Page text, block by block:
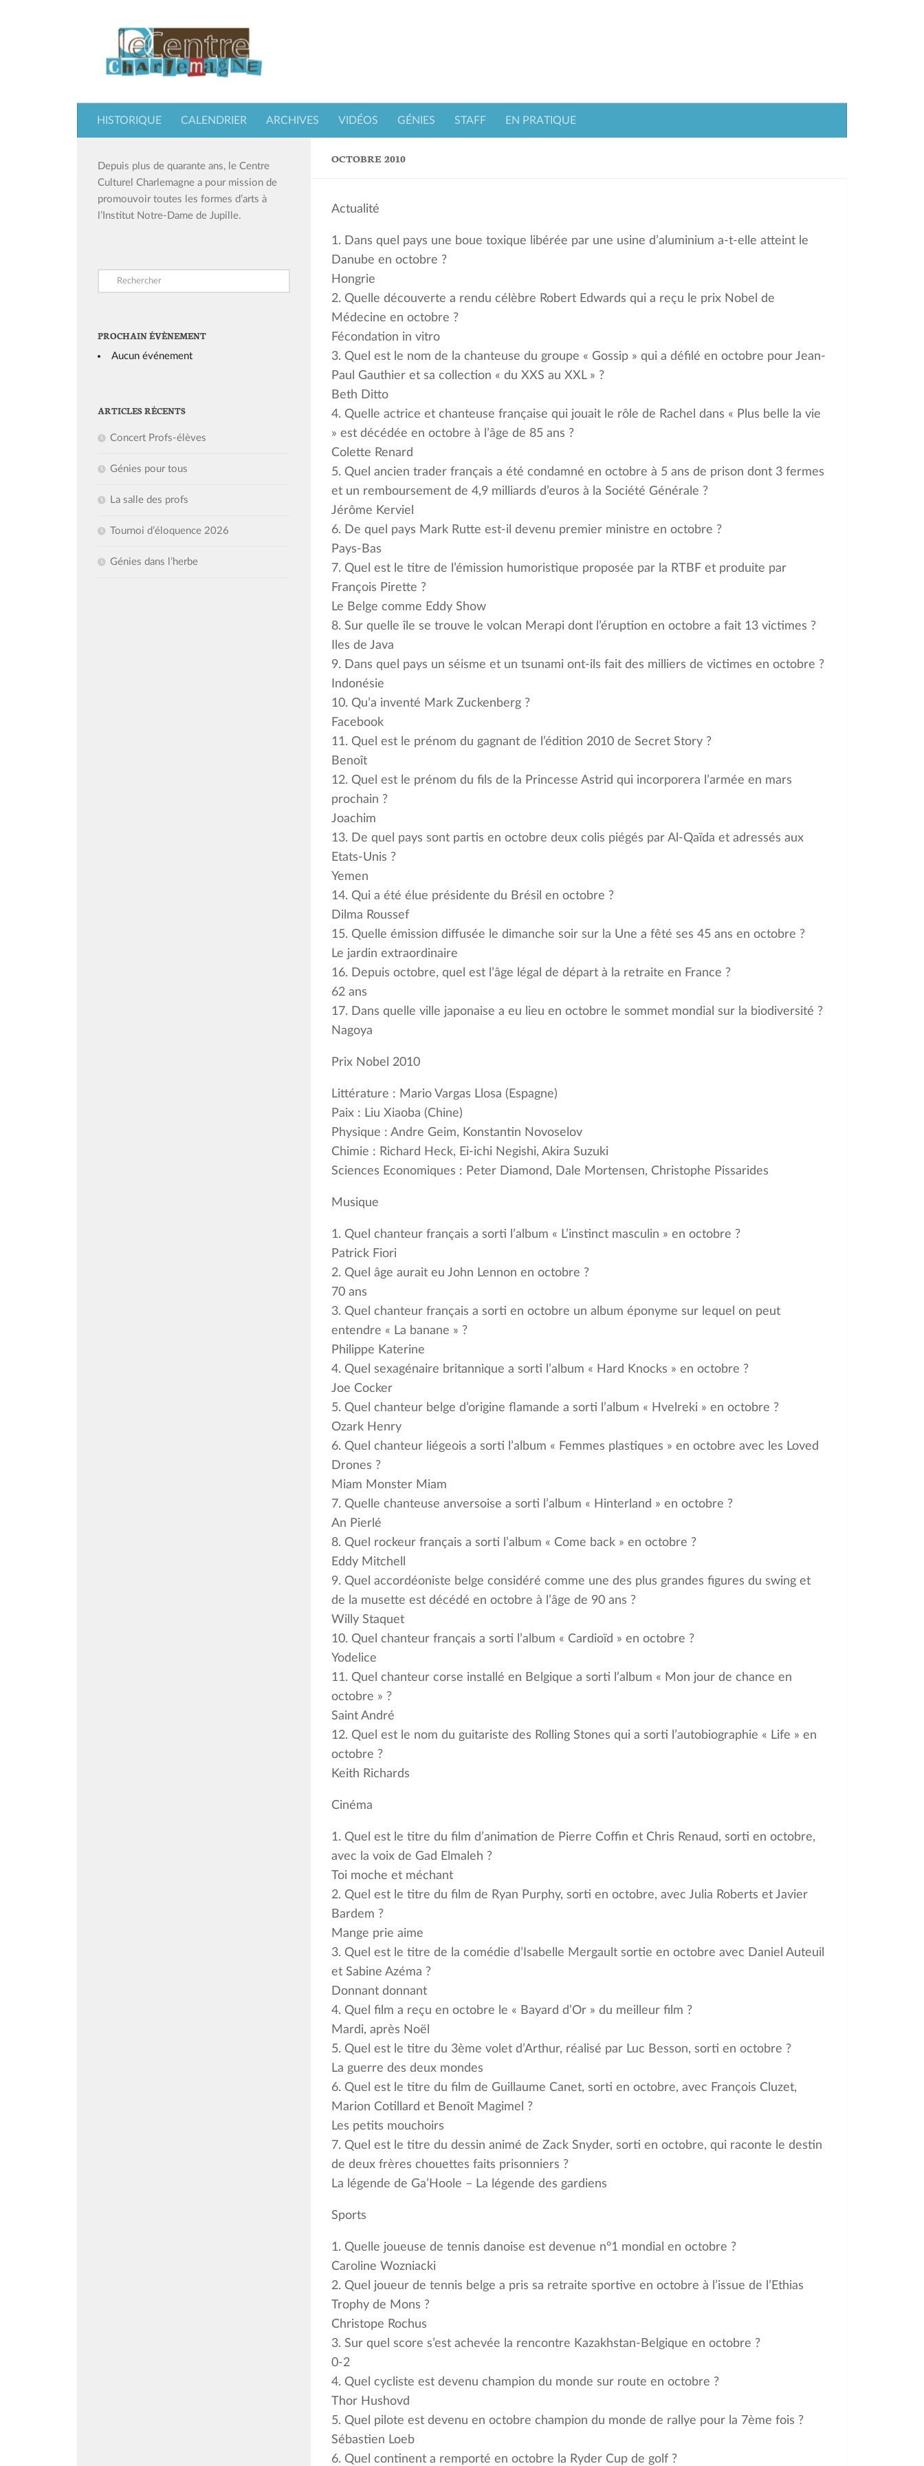
HISTORIQUE CALENDRIER ARCHIVES VIDÉOS GÉNIES STAFF EN PRATIQUE
OCTOBRE 2010
Actualité
1. Dans quel pays une boue toxique libérée par une usine d’aluminium a-t-elle atteint le
Danube en octobre ?
Hongrie
2. Quelle découverte a rendu célèbre Robert Edwards qui a reçu le prix Nobel de
Médecine en octobre ?
Fécondation in vitro
3. Quel est le nom de la chanteuse du groupe « Gossip » qui a défilé en octobre pour Jean-
Paul Gauthier et sa collection « du XXS au XXL » ?
Beth Ditto
4. Quelle actrice et chanteuse française qui jouait le rôle de Rachel dans « Plus belle la vie
» est décédée en octobre à l’âge de 85 ans ?
Colette Renard
5. Quel ancien trader français a été condamné en octobre à 5 ans de prison dont 3 fermes
et un remboursement de 4,9 milliards d’euros à la Société Générale ?
Jérôme Kerviel
6. De quel pays Mark Rutte est-il devenu premier ministre en octobre ?
Pays-Bas
7. Quel est le titre de l’émission humoristique proposée par la RTBF et produite par
François Pirette ?
Le Belge comme Eddy Show
8. Sur quelle île se trouve le volcan Merapi dont l’éruption en octobre a fait 13 victimes ?
Iles de Java
9. Dans quel pays un séisme et un tsunami ont-ils fait des milliers de victimes en octobre ?
Indonésie
10. Qu’a inventé Mark Zuckenberg ?
Facebook
11. Quel est le prénom du gagnant de l’édition 2010 de Secret Story ?
Benoît
12. Quel est le prénom du fils de la Princesse Astrid qui incorporera l’armée en mars
prochain ?
Joachim
13. De quel pays sont partis en octobre deux colis piégés par Al-Qaïda et adressés aux
Etats-Unis ?
Yemen
14. Qui a été élue présidente du Brésil en octobre ?
Dilma Roussef
15. Quelle émission diffusée le dimanche soir sur la Une a fêté ses 45 ans en octobre ?
Le jardin extraordinaire
16. Depuis octobre, quel est l’âge légal de départ à la retraite en France ?
62 ans
17. Dans quelle ville japonaise a eu lieu en octobre le sommet mondial sur la biodiversité ?
Nagoya
Prix Nobel 2010
Littérature : Mario Vargas Llosa (Espagne)
Paix : Liu Xiaoba (Chine)
Physique : Andre Geim, Konstantin Novoselov
Chimie : Richard Heck, Ei-ichi Negishi, Akira Suzuki
Sciences Economiques : Peter Diamond, Dale Mortensen, Christophe Pissarides
Musique
1. Quel chanteur français a sorti l’album « L’instinct masculin » en octobre ?
Patrick Fiori
2. Quel âge aurait eu John Lennon en octobre ?
70 ans
3. Quel chanteur français a sorti en octobre un album éponyme sur lequel on peut
entendre « La banane » ?
Philippe Katerine
4. Quel sexagénaire britannique a sorti l’album « Hard Knocks » en octobre ?
Joe Cocker
5. Quel chanteur belge d’origine flamande a sorti l’album « Hvelreki » en octobre ?
Ozark Henry
6. Quel chanteur liégeois a sorti l’album « Femmes plastiques » en octobre avec les Loved
Drones ?
Miam Monster Miam
7. Quelle chanteuse anversoise a sorti l’album « Hinterland » en octobre ?
An Pierlé
8. Quel rockeur français a sorti l’album « Come back » en octobre ?
Eddy Mitchell
9. Quel accordéoniste belge considéré comme une des plus grandes figures du swing et
de la musette est décédé en octobre à l’âge de 90 ans ?
Willy Staquet
10. Quel chanteur français a sorti l’album « Cardioïd » en octobre ?
Yodelice
11. Quel chanteur corse installé en Belgique a sorti l’album « Mon jour de chance en
octobre » ?
Saint André
12. Quel est le nom du guitariste des Rolling Stones qui a sorti l’autobiographie « Life » en
octobre ?
Keith Richards
Cinéma
1. Quel est le titre du film d’animation de Pierre Coffin et Chris Renaud, sorti en octobre,
avec la voix de Gad Elmaleh ?
Toi moche et méchant
2. Quel est le titre du film de Ryan Purphy, sorti en octobre, avec Julia Roberts et Javier
Bardem ?
Mange prie aime
3. Quel est le titre de la comédie d’Isabelle Mergault sortie en octobre avec Daniel Auteuil
et Sabine Azéma ?
Donnant donnant
4. Quel film a reçu en octobre le « Bayard d’Or » du meilleur film ?
Mardi, après Noël
5. Quel est le titre du 3ème volet d’Arthur, réalisé par Luc Besson, sorti en octobre ?
La guerre des deux mondes
6. Quel est le titre du film de Guillaume Canet, sorti en octobre, avec François Cluzet,
Marion Cotillard et Benoît Magimel ?
Les petits mouchoirs
7. Quel est le titre du dessin animé de Zack Snyder, sorti en octobre, qui raconte le destin
de deux frères chouettes faits prisonniers ?
La légende de Ga’Hoole – La légende des gardiens
Sports
1. Quelle joueuse de tennis danoise est devenue n°1 mondial en octobre ?
Caroline Wozniacki
2. Quel joueur de tennis belge a pris sa retraite sportive en octobre à l’issue de l’Ethias
Trophy de Mons ?
Christope Rochus
3. Sur quel score s’est achevée la rencontre Kazakhstan-Belgique en octobre ?
0-2
4. Quel cycliste est devenu champion du monde sur route en octobre ?
Thor Hushovd
5. Quel pilote est devenu en octobre champion du monde de rallye pour la 7ème fois ?
Sébastien Loeb
6. Quel continent a remporté en octobre la Ryder Cup de golf ?
Depuis plus de quarante ans, le Centre
Culturel Charlemagne a pour mission de
promouvoir toutes les formes d’arts à
l’Institut Notre-Dame de Jupille.
PROCHAIN ÉVÈNEMENT
Aucun événement
ARTICLES RÉCENTS
Concert Profs-élèves
Génies pour tous
La salle des profs
Tournoi d’éloquence 2026
Génies dans l’herbe